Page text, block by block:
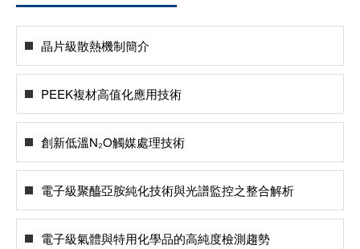
晶片級散熱機制簡介
PEEK複材高值化應用技術
創新低溫N₂O觸媒處理技術
電子級聚醯亞胺純化技術與光譜監控之整合解析
電子級氣體與特用化學品的高純度檢測趨勢